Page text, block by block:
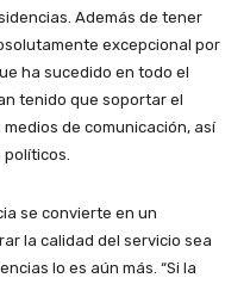
Además de tener
excepcional por
ha sucedido en todo el
tenido que soportar el
de comunicación, así
se convierte en un
la calidad del servicio sea
lo es aún más. “Si la